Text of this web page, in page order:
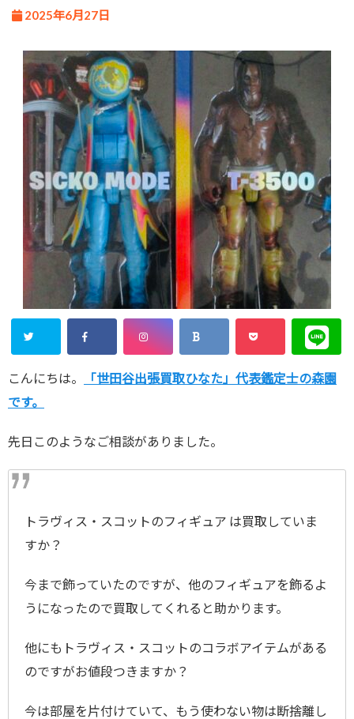
2025年6月27日
こんにちは。
「世田谷出張買取ひなた」代表鑑定士の森園
です。
先日このようなご相談がありました。
トラヴィス・スコットのフィギュア は買取していま
すか？
今まで飾っていたのですが、他のフィギュアを飾るよ
うになったので買取してくれると助かります。
他にもトラヴィス・スコットのコラボアイテムがある
のですがお値段つきますか？
今は部屋を片付けていて、もう使わない物は断捨離し